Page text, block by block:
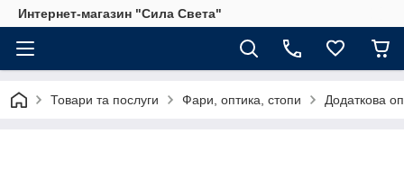
Интернет-магазин "Сила Света"
Товари та послуги Фари, оптика, стопи Додаткова